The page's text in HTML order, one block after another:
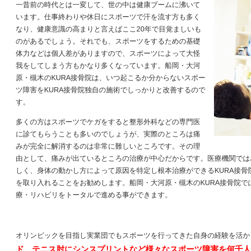
一昔前の時代とは一変して、世の中は健康ブームに沸いて
います。仕事終わりや休日にスポーツで汗を流す方も多く
なり、健康意識の高まりと言えばここ20年で目覚ましいも
のがあるでしょう。それでも、スポーツをするための基礎
体力などは個人差がありますので、スポーツによって大怪
我をしてしまう方もかなり多くなっています。船岡・大河
原・槻木のKURA接骨院は、いつ起こるか分からないスポー
ツ障害をKURA接骨院独自の施術でしっかりと改善するので
す。
多くの方はスポーツでケガをすると整形外科などの専門医
に診てもらうことも多いのでしょうが、実際のところは痛
みが完全に解消するのは非常に難しいところです。その理
由として、痛みが出ているところの治療が中心だからです。医療機関で
しく、身体の動かし方によって原因を特定し根本治療ができるKURA接骨
を取り入れることをお勧めします。船岡・大河原・槻木のKURA接骨院
療・リハビリをトータルで進める事ができます。
オリンピックを目指し実業団でもスポーツを行ってきた自身の経験を活か
ド、テニス肘にシンスプリントなど様々なスポーツ障害を何千